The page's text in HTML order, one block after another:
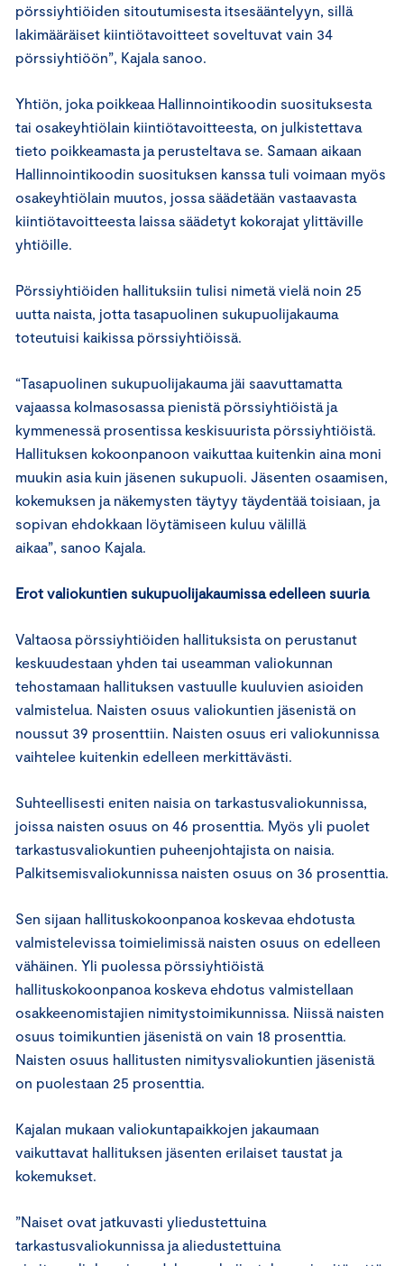
pörssiyhtiöiden sitoutumisesta itsesääntelyyn, sillä
lakimääräiset kiintiötavoitteet soveltuvat vain 34
pörssiyhtiöön”, Kajala sanoo.
Yhtiön, joka poikkeaa Hallinnointikoodin suosituksesta
tai osakeyhtiölain kiintiötavoitteesta, on julkistettava
tieto poikkeamasta ja perusteltava se. Samaan aikaan
Hallinnointikoodin suosituksen kanssa tuli voimaan myös
osakeyhtiölain muutos, jossa säädetään vastaavasta
kiintiötavoitteesta laissa säädetyt kokorajat ylittäville
yhtiöille.
Pörssiyhtiöiden hallituksiin tulisi nimetä vielä noin 25
uutta naista, jotta tasapuolinen sukupuolijakauma
toteutuisi kaikissa pörssiyhtiöissä.
“Tasapuolinen sukupuolijakauma jäi saavuttamatta
vajaassa kolmasosassa pienistä pörssiyhtiöistä ja
kymmenessä prosentissa keskisuurista pörssiyhtiöistä.
Hallituksen kokoonpanoon vaikuttaa kuitenkin aina moni
muukin asia kuin jäsenen sukupuoli. Jäsenten osaamisen,
kokemuksen ja näkemysten täytyy täydentää toisiaan, ja
sopivan ehdokkaan löytämiseen kuluu välillä
aikaa”, sanoo Kajala.
Erot valiokuntien sukupuolijakaumissa edelleen suuria
Valtaosa pörssiyhtiöiden hallituksista on perustanut
keskuudestaan yhden tai useamman valiokunnan
tehostamaan hallituksen vastuulle kuuluvien asioiden
valmistelua. Naisten osuus valiokuntien jäsenistä on
noussut 39 prosenttiin. Naisten osuus eri valiokunnissa
vaihtelee kuitenkin edelleen merkittävästi.
Suhteellisesti eniten naisia on tarkastusvaliokunnissa,
joissa naisten osuus on 46 prosenttia. Myös yli puolet
tarkastusvaliokuntien puheenjohtajista on naisia.
Palkitsemisvaliokunnissa naisten osuus on 36 prosenttia.
Sen sijaan hallituskokoonpanoa koskevaa ehdotusta
valmistelevissa toimielimissä naisten osuus on edelleen
vähäinen. Yli puolessa pörssiyhtiöistä
hallituskokoonpanoa koskeva ehdotus valmistellaan
osakkeenomistajien nimitystoimikunnissa. Niissä naisten
osuus toimikuntien jäsenistä on vain 18 prosenttia.
Naisten osuus hallitusten nimitysvaliokuntien jäsenistä
on puolestaan 25 prosenttia.
Kajalan mukaan valiokuntapaikkojen jakaumaan
vaikuttavat hallituksen jäsenten erilaiset taustat ja
kokemukset.
”Naiset ovat jatkuvasti yliedustettuina
tarkastusvaliokunnissa ja aliedustettuina